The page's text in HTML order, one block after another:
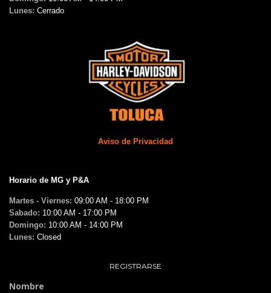
Lunes: Cerrado
Aviso de Privacidad
Horario de MG y P&A
Martes - Viernes: 09:00 AM - 18:00 PM
Sabado: 10:00 AM - 17:00 PM
Domingo: 10:00 AM - 14:00 PM
Lunes: Closed
REGISTRARSE
Nombre